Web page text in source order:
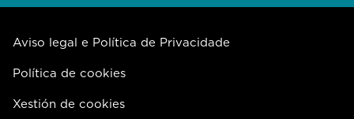
Aviso legal e Política de Privacidade
Política de cookies
Xestión de cookies